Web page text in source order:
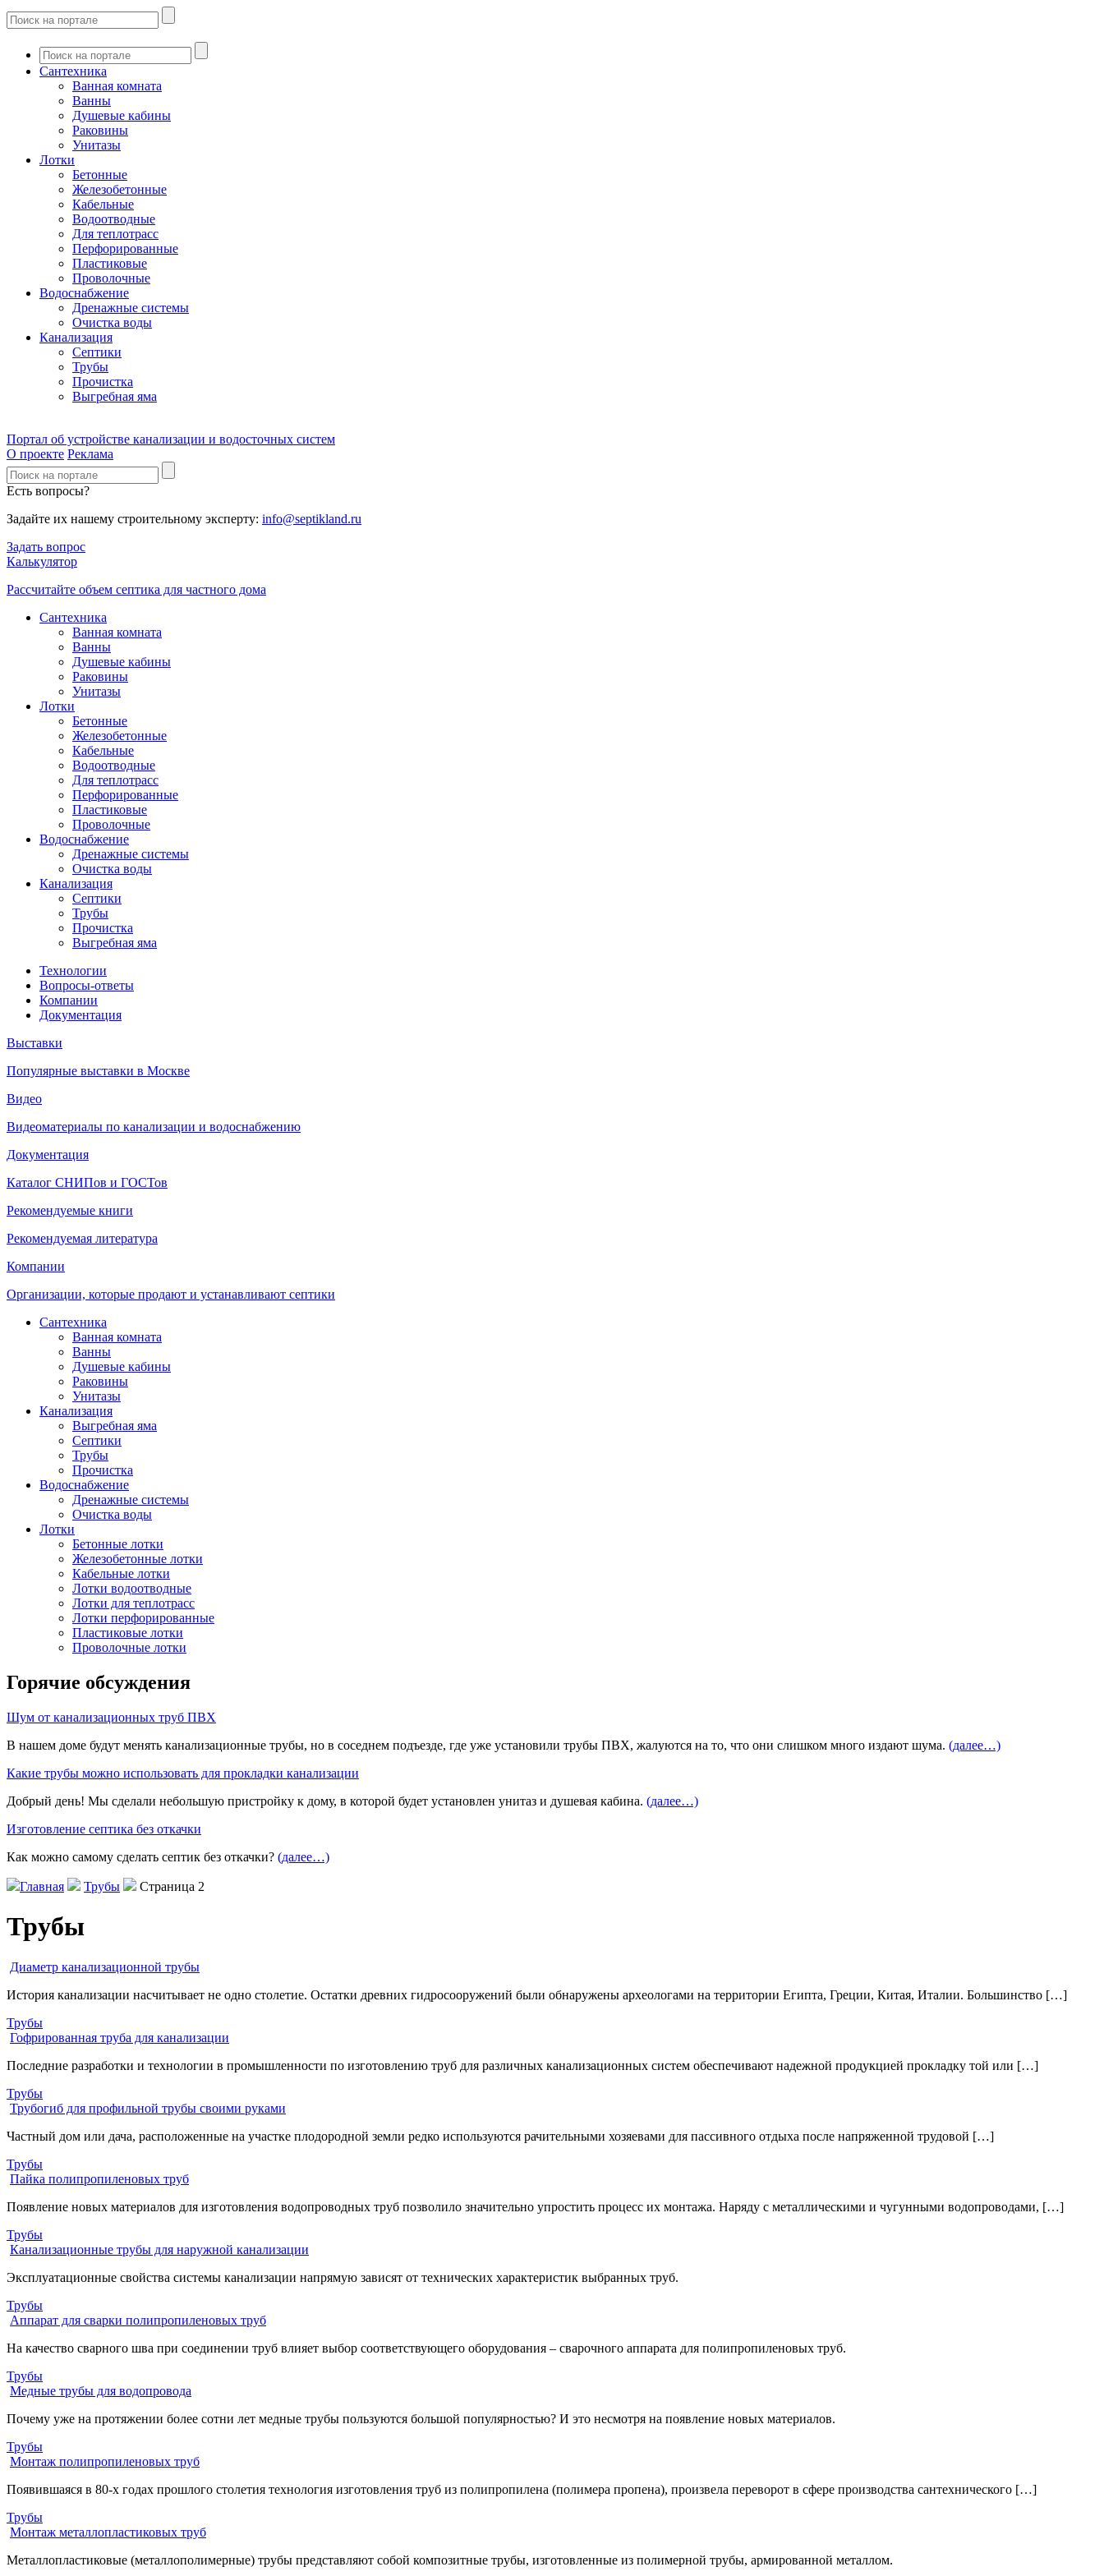
Сантехника
Ванная комната
Ванны
Душевые кабины
Раковины
Унитазы
Лотки
Бетонные
Железобетонные
Кабельные
Водоотводные
Для теплотрасс
Перфорированные
Пластиковые
Проволочные
Водоснабжение
Дренажные системы
Очистка воды
Канализация
Септики
Трубы
Прочистка
Выгребная яма
Портал об устройстве канализации и водосточных систем
О проекте Реклама
Есть вопросы?
Задайте их нашему строительному эксперту: info@septikland.ru
Задать вопрос
Калькулятор
Рассчитайте объем септика для частного дома
Сантехника
Ванная комната
Ванны
Душевые кабины
Раковины
Унитазы
Лотки
Бетонные
Железобетонные
Кабельные
Водоотводные
Для теплотрасс
Перфорированные
Пластиковые
Проволочные
Водоснабжение
Дренажные системы
Очистка воды
Канализация
Септики
Трубы
Прочистка
Выгребная яма
Технологии
Вопросы-ответы
Компании
Документация
Выставки
Популярные выставки в Москве
Видео
Видеоматериалы по канализации и водоснабжению
Документация
Каталог СНИПов и ГОСТов
Рекомендуемые книги
Рекомендуемая литература
Компании
Организации, которые продают и устанавливают септики
Сантехника
Ванная комната
Ванны
Душевые кабины
Раковины
Унитазы
Канализация
Выгребная яма
Септики
Трубы
Прочистка
Водоснабжение
Дренажные системы
Очистка воды
Лотки
Бетонные лотки
Железобетонные лотки
Кабельные лотки
Лотки водоотводные
Лотки для теплотрасс
Лотки перфорированные
Пластиковые лотки
Проволочные лотки
Горячие обсуждения
Шум от канализационных труб ПВХ
В нашем доме будут менять канализационные трубы, но в соседнем подъезде, где уже установили трубы ПВХ, жалуются на то, что они слишком много издают шума. (далее…)
Какие трубы можно использовать для прокладки канализации
Добрый день! Мы сделали небольшую пристройку к дому, в которой будет установлен унитаз и душевая кабина. (далее…)
Изготовление септика без откачки
Как можно самому сделать септик без откачки? (далее…)
Главная Трубы Страница 2
Трубы
Диаметр канализационной трубы
История канализации насчитывает не одно столетие. Остатки древних гидросооружений были обнаружены археологами на территории Египта, Греции, Китая, Италии. Большинство […]
Трубы
Гофрированная труба для канализации
Последние разработки и технологии в промышленности по изготовлению труб для различных канализационных систем обеспечивают надежной продукцией прокладку той или […]
Трубы
Трубогиб для профильной трубы своими руками
Частный дом или дача, расположенные на участке плодородной земли редко используются рачительными хозяевами для пассивного отдыха после напряженной трудовой […]
Трубы
Пайка полипропиленовых труб
Появление новых материалов для изготовления водопроводных труб позволило значительно упростить процесс их монтажа. Наряду с металлическими и чугунными водопроводами, […]
Трубы
Канализационные трубы для наружной канализации
Эксплуатационные свойства системы канализации напрямую зависят от технических характеристик выбранных труб.
Трубы
Аппарат для сварки полипропиленовых труб
На качество сварного шва при соединении труб влияет выбор соответствующего оборудования – сварочного аппарата для полипропиленовых труб.
Трубы
Медные трубы для водопровода
Почему уже на протяжении более сотни лет медные трубы пользуются большой популярностью? И это несмотря на появление новых материалов.
Трубы
Монтаж полипропиленовых труб
Появившаяся в 80-х годах прошлого столетия технология изготовления труб из полипропилена (полимера пропена), произвела переворот в сфере производства сантехнического […]
Трубы
Монтаж металлопластиковых труб
Металлопластиковые (металлополимерные) трубы представляют собой композитные трубы, изготовленные из полимерной трубы, армированной металлом.